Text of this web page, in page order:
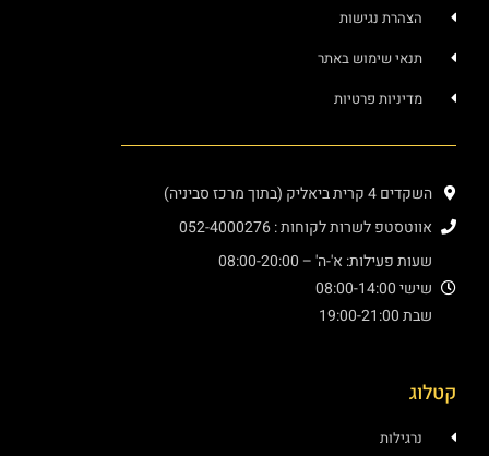
נגישות
שימוש באתר
פרטיות
לשרות לקוחות : 052-4000276
א'-ה' – 08:00-20:00